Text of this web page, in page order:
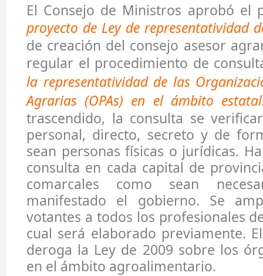
El Consejo de Ministros aprobó el
proyecto de Ley de representatividad
de creación del consejo asesor
regular el procedimiento de
la representatividad de las
Agrarias (OPAs) en el ámbito
trascendido, la consulta se
personal, directo, secreto y de
sean personas físicas o jurídicas.
consulta en cada capital de
comarcales como sean
manifestado el gobierno. Se
votantes a todos los profesionales
cual será elaborado previamente.
deroga la Ley de 2009 sobre los
en el ámbito agroalimentario.